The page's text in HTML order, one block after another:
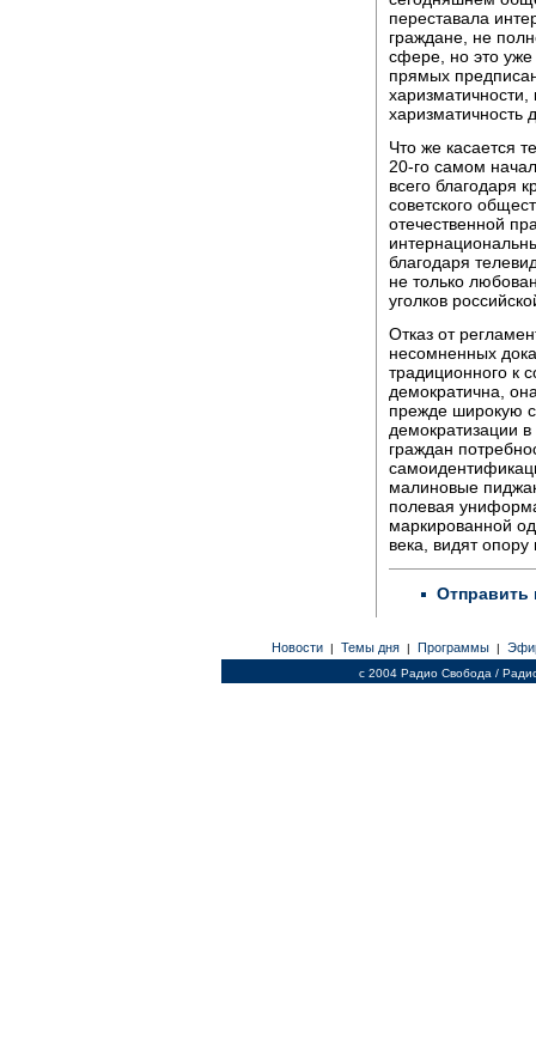
переставала
граждане, не
сфере, но это
прямых
харизматичности,
харизматичность
Что же касается
20-го самом
всего благодаря
советского
отечественной
благодаря
не только
уголков
Отказ от
несомненных
традиционного к
демократична,
прежде широкую
демократизации
граждан
малиновые
полевая
маркированной
века, видят
Отправить
Новости | Темы дня | Программы |
c 2004 Радио Свобода /